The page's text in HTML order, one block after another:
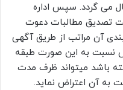
می گردد. سپس اداره
تصدیق مطالبات دعوت
آن مراتب از طریق آگهی
نسبت به این صورت طبقه
باشد میتواند ظرف مدت
به آن اعتراض نماید.